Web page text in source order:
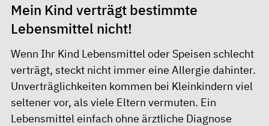
Mein Kind verträgt bestimmte
Lebensmittel nicht!
Wenn Ihr Kind Lebensmittel oder Speisen schlecht
verträgt, steckt nicht immer eine Allergie dahinter.
Unverträglichkeiten kommen bei Kleinkindern viel
seltener vor, als viele Eltern vermuten. Ein
Lebensmittel einfach ohne ärztliche Diagnose